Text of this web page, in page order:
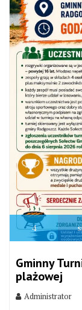
4
Gminny
plażowej
Administrator